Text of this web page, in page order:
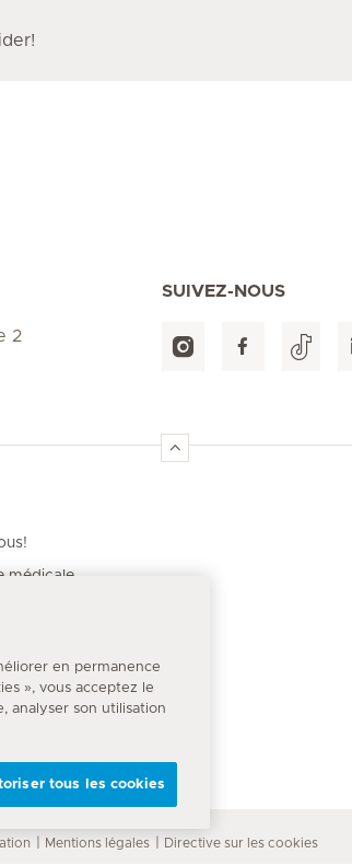
2
SUIVEZ-NOUS
médicale
Mentions légales Directive sur les cookies
en permanence
», vous acceptez le
analyser son utilisation
tous les cookies